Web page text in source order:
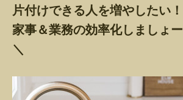
片付けできる人を増やしたい！
家事＆業務の効率化しましょー
＼